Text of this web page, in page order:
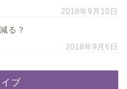
2018年9月10日
る？
2018年9月6日
ブ